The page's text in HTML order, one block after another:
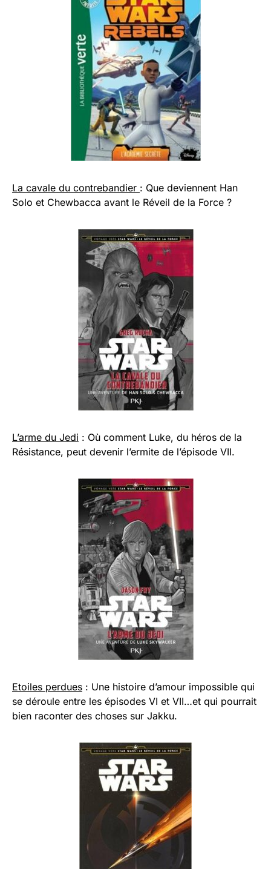
La cavale du contrebandier : Que deviennent Han
Solo et Chewbacca avant le Réveil de la Force ?
L’arme du Jedi : Où comment Luke, du héros de la
Résistance, peut devenir l’ermite de l’épisode VII.
Etoiles perdues : Une histoire d’amour impossible qui
se déroule entre les épisodes VI et VII…et qui pourrait
bien raconter des choses sur Jakku.